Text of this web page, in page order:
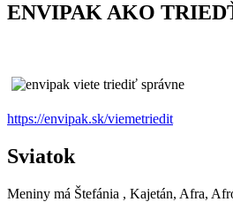
ENVIPAK AKO
https://envipak.sk/viemetriedit
Sviatok
Meniny má Štefánia , Kajetán, Afra,